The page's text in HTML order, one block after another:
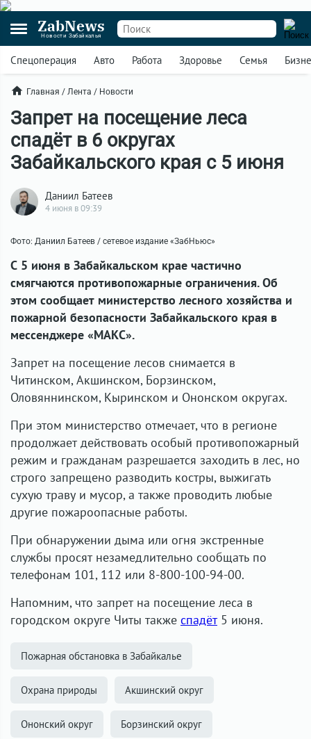
ZabNews
Новости Забайкалья
Спецоперация Авто Работа Здоровье Семья
Главная / Лента / Новости
Запрет на посещение леса
спадёт в 6 округах
Забайкальского края с 5 июня
Даниил Батеев
4 июня в 09:39
Фото: Даниил Батеев / сетевое издание «ЗабНьюс»
С 5 июня в Забайкальском крае частично
смягчаются противопожарные ограничения. Об
этом сообщает министерство лесного хозяйства и
пожарной безопасности Забайкальского края в
мессенджере «МАКС».
Запрет на посещение лесов снимается в
Читинском, Акшинском, Борзинском,
Оловяннинском, Кыринском и Ононском округах.
При этом министерство отмечает, что в регионе
продолжает действовать особый противопожарный
режим и гражданам разрешается заходить в лес, но
строго запрещено разводить костры, выжигать
сухую траву и мусор, а также проводить любые
другие пожароопасные работы.
При обнаружении дыма или огня экстренные
службы просят незамедлительно сообщать по
телефонам 101, 112 или 8-800-100-94-00.
Напомним, что запрет на посещение леса в
городском округе Читы также спадёт5 июня.
Пожарная обстановка в Забайкалье
Охрана природы Акшинский округ
Ононский округ Борзинский округ